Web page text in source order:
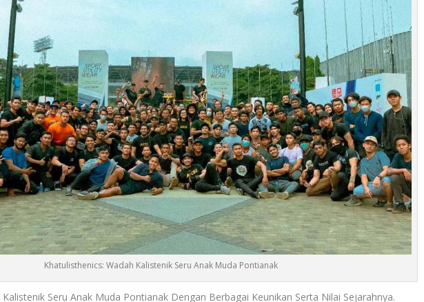
Khatulisthenics: Wadah Kalistenik Seru Anak Muda Pontianak
Kalistenik Seru Anak Muda Pontianak Dengan Berbagai Keunikan Serta Nilai Sejarahnya.